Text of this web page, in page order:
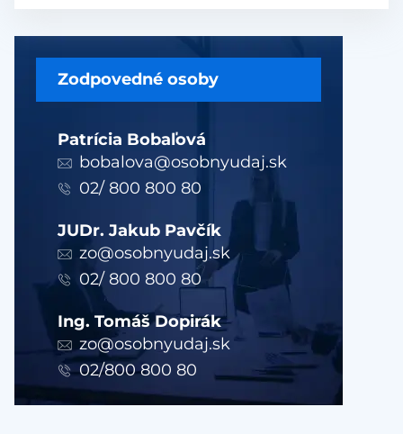
Zodpovedné osoby
Patrícia Bobaľová
bobalova@osobnyudaj.sk
02/ 800 800 80
JUDr. Jakub Pavčík
zo@osobnyudaj.sk
02/ 800 800 80
Ing. Tomáš Dopirák
zo@osobnyudaj.sk
02/800 800 80